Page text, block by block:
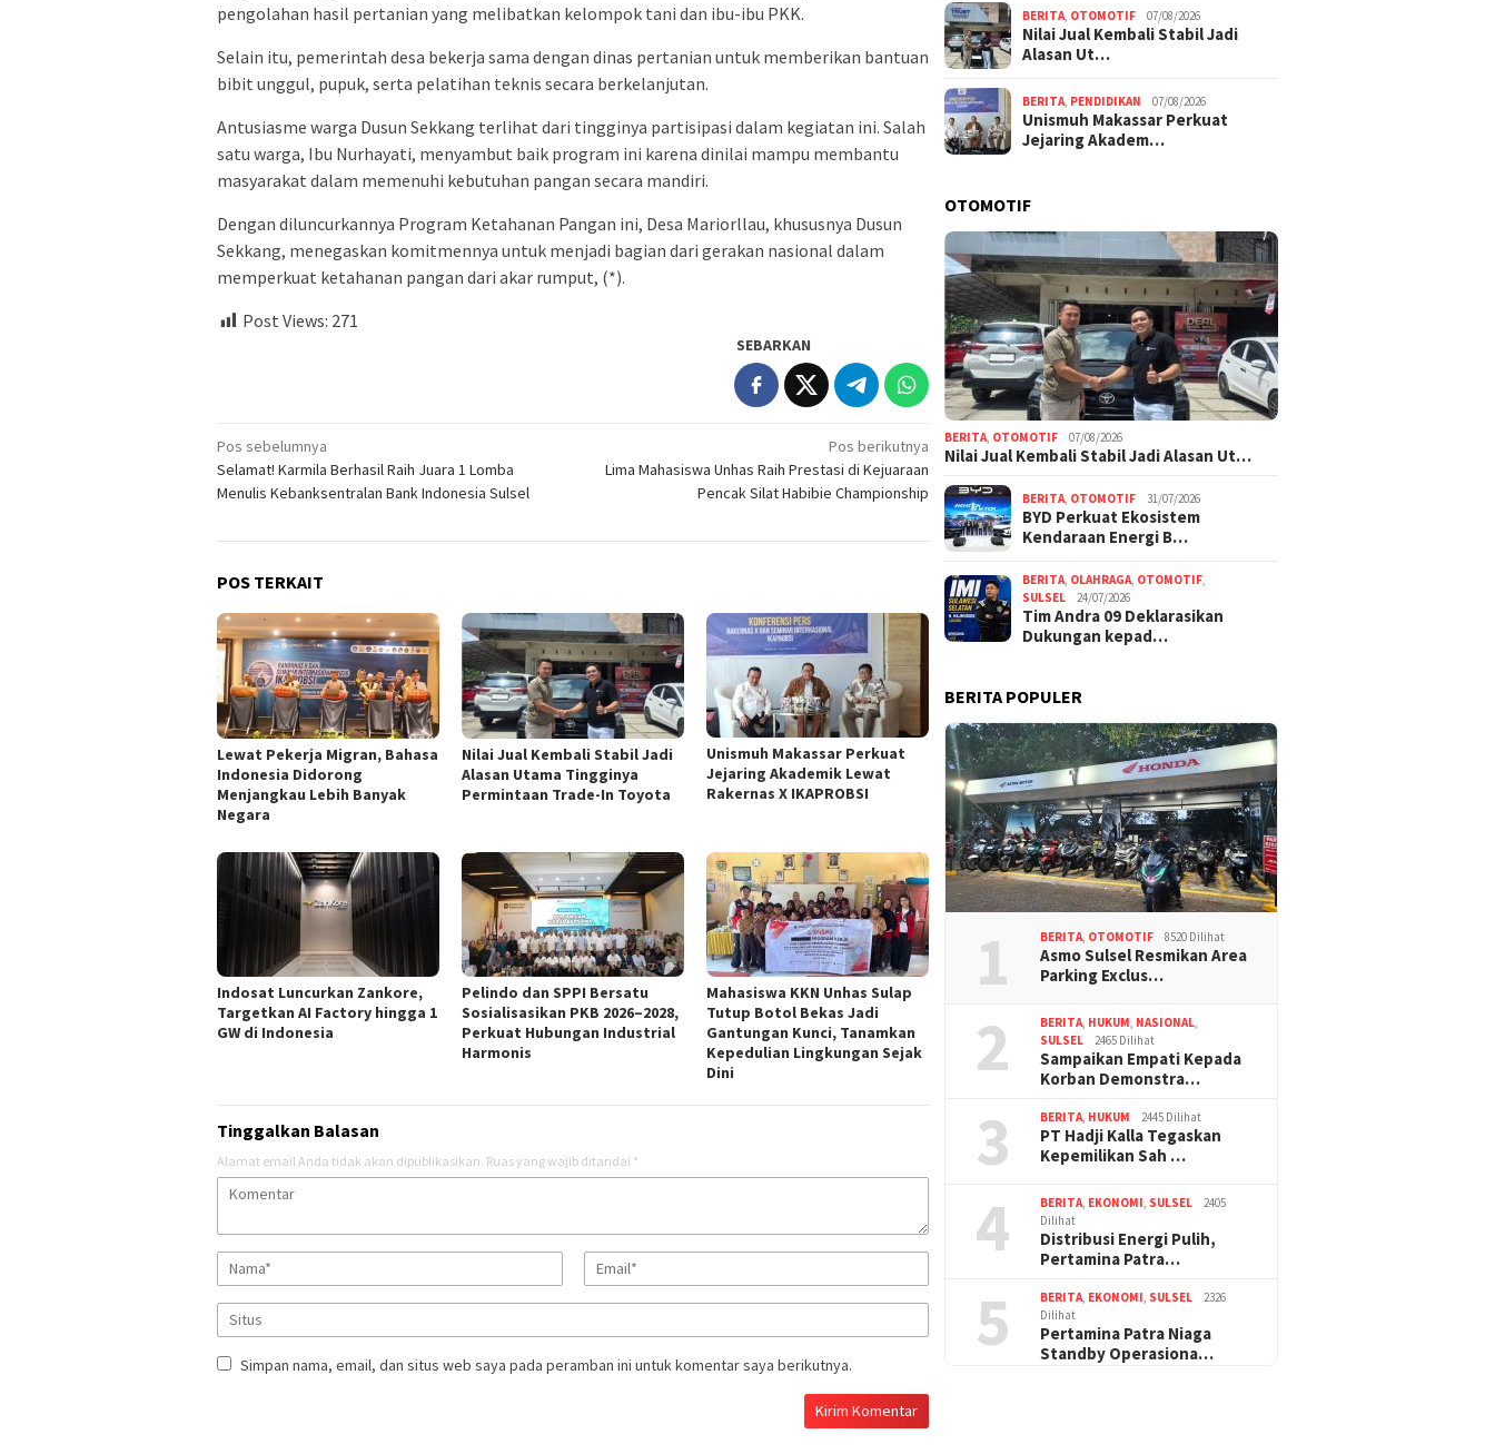
pengolahan hasil pertanian yang melibatkan kelompok tani dan ibu-ibu PKK.
Selain itu, pemerintah desa bekerja sama dengan dinas pertanian untuk memberikan bantuan
bibit unggul, pupuk, serta pelatihan teknis secara berkelanjutan.
Antusiasme warga Dusun Sekkang terlihat dari tingginya partisipasi dalam kegiatan ini. Salah
satu warga, Ibu Nurhayati, menyambut baik program ini karena dinilai mampu membantu
masyarakat dalam memenuhi kebutuhan pangan secara mandiri.
Dengan diluncurkannya Program Ketahanan Pangan ini, Desa Mariorllau, khususnya Dusun
Sekkang, menegaskan komitmennya untuk menjadi bagian dari gerakan nasional dalam
memperkuat ketahanan pangan dari akar rumput, (*).
Post Views: 271
SEBARKAN
Navigasi
pos
Pos sebelumnya
Selamat! Karmila Berhasil Raih Juara 1 Lomba
Menulis Kebanksentralan Bank Indonesia Sulsel
Pos berikutnya
Lima Mahasiswa Unhas Raih Prestasi di Kejuaraan
Pencak Silat Habibie Championship
POS TERKAIT
Lewat Pekerja Migran, Bahasa
Indonesia Didorong
Menjangkau Lebih Banyak
Negara
Nilai Jual Kembali Stabil Jadi
Alasan Utama Tingginya
Permintaan Trade-In Toyota
Unismuh Makassar Perkuat
Jejaring Akademik Lewat
Rakernas X IKAPROBSI
Indosat Luncurkan Zankore,
Targetkan AI Factory hingga 1
GW di Indonesia
Pelindo dan SPPI Bersatu
Sosialisasikan PKB 2026–2028,
Perkuat Hubungan Industrial
Harmonis
Mahasiswa KKN Unhas Sulap
Tutup Botol Bekas Jadi
Gantungan Kunci, Tanamkan
Kepedulian Lingkungan Sejak
Dini
Tinggalkan Balasan
Alamat email Anda tidak akan dipublikasikan. Ruas yang wajib ditandai *
Simpan nama, email, dan situs web saya pada peramban ini untuk komentar saya berikutnya.
BERITA, OTOMOTIF 07/08/2026
Nilai Jual Kembali Stabil Jadi
Alasan Ut…
BERITA, PENDIDIKAN 07/08/2026
Unismuh Makassar Perkuat
Jejaring Akadem…
OTOMOTIF
BERITA, OTOMOTIF 07/08/2026
Nilai Jual Kembali Stabil Jadi Alasan Ut…
BERITA, OTOMOTIF 31/07/2026
BYD Perkuat Ekosistem
Kendaraan Energi B…
BERITA, OLAHRAGA, OTOMOTIF,
SULSEL
24/07/2026
Tim Andra 09 Deklarasikan
Dukungan kepad…
BERITA POPULER
1 BERITA, OTOMOTIF 8520 Dilihat
Asmo Sulsel Resmikan Area
Parking Exclus…
2 BERITA, HUKUM, NASIONAL,
SULSEL
2465 Dilihat
Sampaikan Empati Kepada
Korban Demonstra…
3 BERITA, HUKUM 2445 Dilihat
PT Hadji Kalla Tegaskan
Kepemilikan Sah …
4 BERITA, EKONOMI, SULSEL
2405
Dilihat
Distribusi Energi Pulih,
Pertamina Patra…
5 BERITA, EKONOMI, SULSEL
2326
Dilihat
Pertamina Patra Niaga
Standby Operasiona…